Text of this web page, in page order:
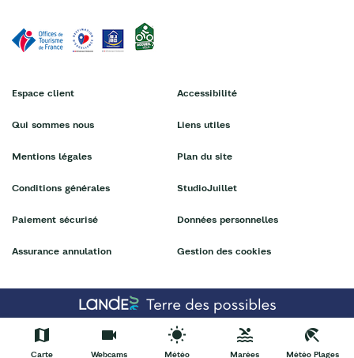
Espace client
Qui sommes nous
Mentions légales
Conditions générales
Paiement sécurisé
Assurance annulation
Accessibilité
Liens utiles
Plan du site
StudioJuillet
Données personnelles
Gestion des cookies
Carte Webcams Météo Marées Météo Plages